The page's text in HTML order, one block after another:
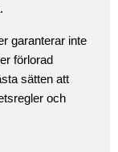
garanterar inte
förlorad
sätten att
och